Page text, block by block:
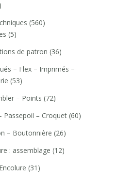
(560)
(5)
de patron (36)
– Flex – Imprimés –
(53)
– Points (72)
Passepoil – Croquet (60)
– Boutonnière (26)
: assemblage (12)
(31)